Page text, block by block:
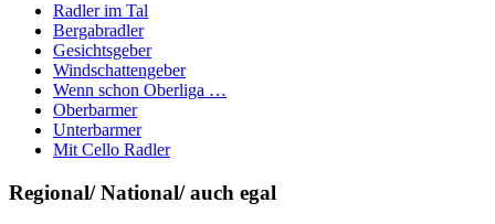
Radler im Tal
Bergabradler
Gesichtsgeber
Windschattengeber
Wenn schon Oberliga …
Oberbarmer
Unterbarmer
Mit Cello Radler
Regional/ National/ auch egal